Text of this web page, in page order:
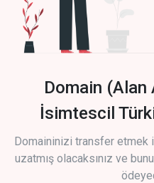
Domain (Alan
İsimtescil
Domaininizi transfer etmek
uzatmış olacaksınız ve